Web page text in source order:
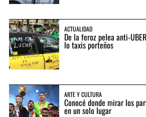
ACTUALIDAD
De la feroz pelea anti-
lo taxis porteños
ARTE Y CULTURA
Conocé donde mirar los
en un solo lugar